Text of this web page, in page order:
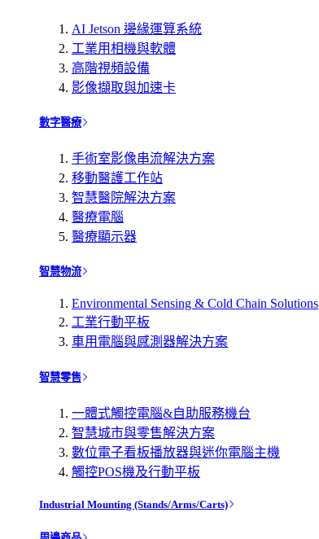
AI Jetson 邊緣運算系統
工業用相機與軟體
高階視頻設備
影像擷取與加速卡
數字醫療
手術室影像串流解決方案
移動醫護工作站
智慧醫院解決方案
醫療電腦
醫療顯示器
智慧物流
Environmental Sensing & Cold Chain Solutions
工業行動平板
車用電腦與感測器解決方案
智慧零售
一體式觸控電腦&自助服務機台
智慧城市與零售解決方案
數位電子看板播放器與迷你電腦主機
觸控POS機及行動平板
Industrial Mounting (Stands/Arms/Carts)